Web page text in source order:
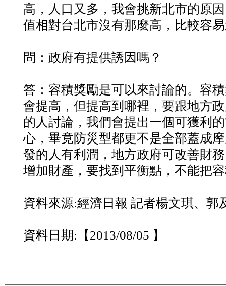
高，人口又多，我會挑新北市的原
值相對台北市沒有那麼高，比較容
問：政府有提供誘因嗎？
答：容積獎勵是可以來討論的。容
會提高，但提高到哪裡，要跟地方
的人討論，我們會提出一個可獲利
心，畢竟防災型都更不是全部蓋成
發的人有利潤，地方政府可改善財
增加財產，要找到平衡點，不能把
資料來源:經濟日報 記者楊文琪、
資料日期:【2013/08/05 】